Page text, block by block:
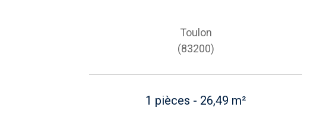
Toulon
(83200)
1 pièces - 26,49 m²